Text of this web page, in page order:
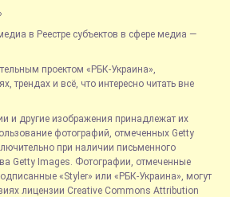
в Реестре субъектов в сфере медиа —
проектом «РБК-Украина»,
трендах и всё, что интересно читать вне
и другие изображения принадлежат их
фотографий, отмеченных Getty
при наличии письменного
Getty Images. Фотографии, отмеченные
«Styler» или «РБК-Украина», могут
лицензии Creative Commons Attribution